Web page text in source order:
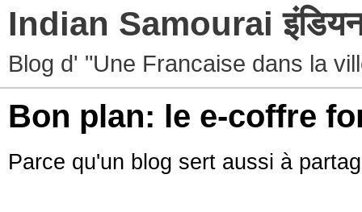
Indian Samourai इंडियन
Blog d' "Une Francaise dans la
Bon plan: le e-coffre
Parce qu'un blog sert aussi à